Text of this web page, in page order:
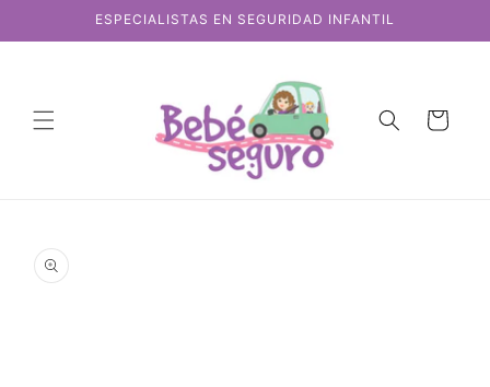
directamente
al contenido
ESPECIALISTAS EN SEGURIDAD INFANTIL
Carrito
a la
información